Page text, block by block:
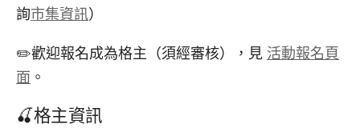
詢市集資訊）
✏️歡迎報名成為格主（須經審核），見 活動報名頁
面 。
🍒格主資訊